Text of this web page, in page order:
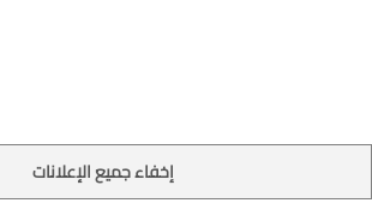
إخفاء جميع الإعلانات